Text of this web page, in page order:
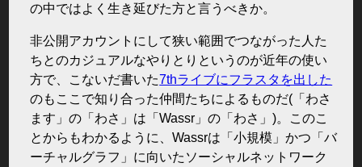
の中ではよく生き延びた方と言うべきか。
非公開アカウントにして狭い範囲でつながった人た
ちとのカジュアルなやりとりというのが近年の使い
方で、こないだ書いた7thライブにフラスタを出した
のもここで知り合った仲間たちによるものだ(「わさ
ます」の「わさ」は「Wassr」の「わさ」)。このこ
とからもわかるように、Wassrは「小規模」かつ「バ
ーチャルグラフ」に向いたソーシャルネットワーク